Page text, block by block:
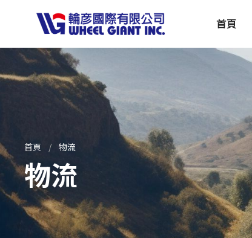
首頁
產品採購指南 TBS
全球電動自行車專刊 EBS
首頁 物流
物流